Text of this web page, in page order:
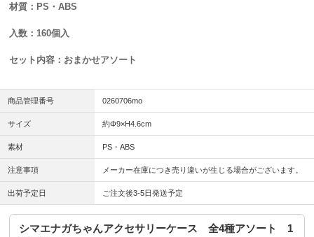
材質：PS・ABS
入数：160個入
セット内容：おまかせアソート
商品管理番号 0260706mo
サイズ 約Φ9×H4.6cm
素材 PS・ABS
注意事項 メーカー在庫につき売り違いが生じる場合がございます。
出荷予定日 ご注文後3-5日発送予定
シマエナガちゃんアクセサリーケース 全4種アソート 1